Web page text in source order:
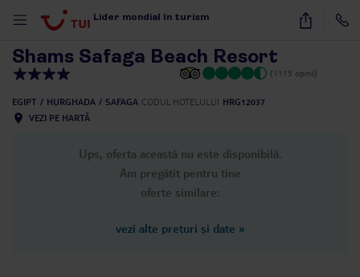
Lider mondial în turism 27
Shams Safaga Beach Resort
(1115 opinii)
EGIPT HURGHADA SAFAGA CODUL HOTELULUI HRG12037
VEZI PE HARTĂ
Ups, oferta această nu este disponibilă.
Am pregătit pentru tine
oferte similare:
vezi alte prețuri și date »